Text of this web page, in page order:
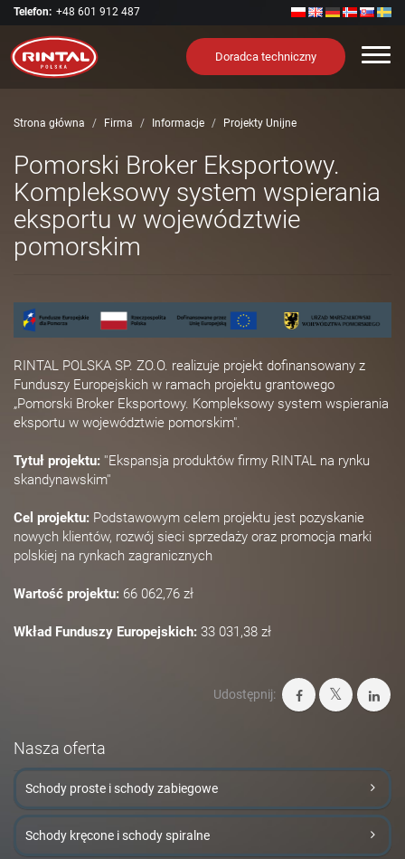
Telefon: +48 601 912 487
Doradca techniczny
Strona główna Firma Informacje Projekty Unijne
Pomorski Broker Eksportowy.
Kompleksowy system wspierania
eksportu w województwie
pomorskim
RINTAL POLSKA SP. ZO.O. realizuje projekt dofinansowany z
Funduszy Europejskich w ramach projektu grantowego
„Pomorski Broker Eksportowy. Kompleksowy system wspierania
eksportu w województwie pomorskim".
Tytuł projektu: ''Ekspansja produktów firmy RINTAL na rynku
skandynawskim''
Cel projektu: Podstawowym celem projektu jest pozyskanie
nowych klientów, rozwój sieci sprzedaży oraz promocja marki
polskiej na rynkach zagranicznych
Wartość projektu: 66 062,76 zł
Wkład Funduszy Europejskich: 33 031,38 zł
Udostępnij:
Nasza oferta
Schody proste i schody zabiegowe
Schody kręcone i schody spiralne